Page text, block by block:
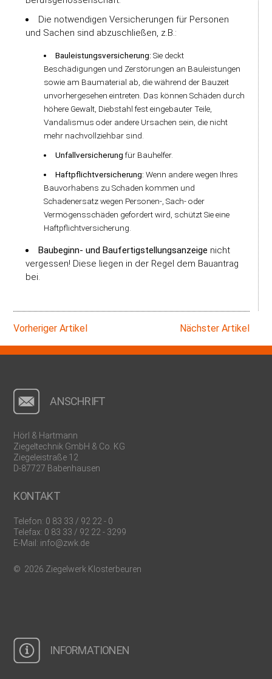
Die notwendigen Versicherungen für Personen
und Sachen sind abzuschließen, z.B.:
Bauleistungsversicherung: Sie deckt
Beschädigungen und Zerstörungen an Bauleistungen
sowie am Baumaterial ab, die während der Bauzeit
unvorhergesehen eintreten. Das können Schäden durch
höhere Gewalt, Diebstahl fest eingebauter Teile,
Vandalismus oder andere Ursachen sein, die nicht
mehr nachvollziehbar sind.
Unfallversicherung für Bauhelfer.
Haftpflichtversicherung: Wenn andere wegen Ihres
Bauvorhabens zu Schaden kommen und
Schadenersatz wegen Personen-, Sach- oder
Vermögensschäden gefordert wird, schützt Sie eine
Haftpflichtversicherung.
Baubeginn- und Baufertigstellungsanzeige nicht
vergessen! Diese liegen in der Regel dem Bauantrag
bei.
Vorheriger Artikel Nächster Artikel
ANSCHRIFT
Hörl & Hartmann
Ziegeltechnik GmbH & Co. KG
Ziegeleistraße 12
D-87727 Babenhausen
KONTAKT
Telefon: 0 83 33 / 92 22 - 0
Telefax: 0 83 33 / 92 22 - 3299
E-Mail: info@zwk.de
© 2026 Ziegelwerk Klosterbeuren
INFORMATIONEN